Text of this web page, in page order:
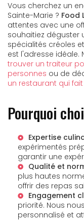
Vous cherchez un
Sainte-Marie ? Food
attentes avec une
souhaitiez déguster
spécialités créoles
est l'adresse
trouver un traiteur
personnes ou de
un restaurant qui
Pourquoi
Expertise
expérimentés
garantir une
Qualité et
plus hautes
offrir des repas
Engagement
priorité. Nous
personnalisé et